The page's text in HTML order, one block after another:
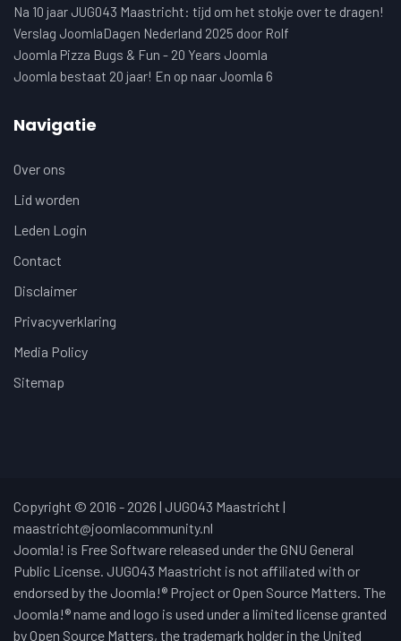
Na 10 jaar JUG043 Maastricht: tijd om het stokje over te dragen!
Verslag JoomlaDagen Nederland 2025 door Rolf
Joomla Pizza Bugs & Fun - 20 Years Joomla
Joomla bestaat 20 jaar! En op naar Joomla 6
Navigatie
Over ons
Lid worden
Leden Login
Contact
Disclaimer
Privacyverklaring
Media Policy
Sitemap
Copyright © 2016 - 2026 | JUG043 Maastricht |
maastricht@joomlacommunity.nl
Joomla! is Free Software released under the GNU General
Public License. JUG043 Maastricht is not affiliated with or
endorsed by the Joomla!® Project or Open Source Matters. The
Joomla!® name and logo is used under a limited license granted
by Open Source Matters, the trademark holder in the United